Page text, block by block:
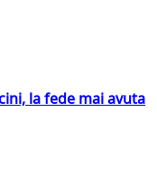
la fede mai avuta